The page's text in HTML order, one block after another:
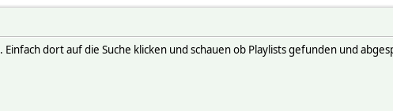
dort auf die Suche klicken und schauen ob Playlists gefunden und